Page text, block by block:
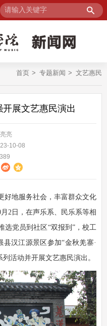
首页 专题新闻 文艺惠民
展文艺惠民演出
亮
10-08
好地服务社会，丰富群众文化
2日，在声乐系、民乐系等相
选党员到社区“双报到”，校工
汉江源景区参加“金秋羌寨·
活动并开展文艺惠民演出。